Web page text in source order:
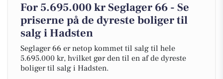
For 5.695.000 kr Seglager 66 - Se
priserne på de dyreste boliger til
salg i Hadsten
Seglager 66 er netop kommet til salg til hele
5.695.000 kr, hvilket gør den til en af de dyreste
boliger til salg i Hadsten.